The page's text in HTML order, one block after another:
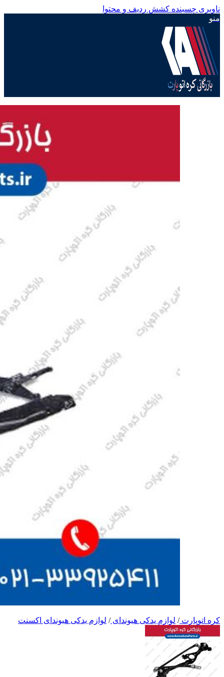
ناوبری چسبنده کشش ردیف و محتوا
منو
کره اتوپارت/ لوازم یدکی هیوندای/ لوازم یدکی هیوندای اکسنت